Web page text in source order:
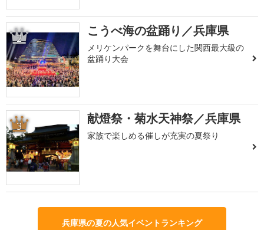
2 こうべ海の盆踊り／兵庫県
メリケンパークを舞台にした関西最大級の
盆踊り大会
3 献燈祭・菊水天神祭／兵庫県
家族で楽しめる催しが充実の夏祭り
兵庫県の夏の人気イベントランキング